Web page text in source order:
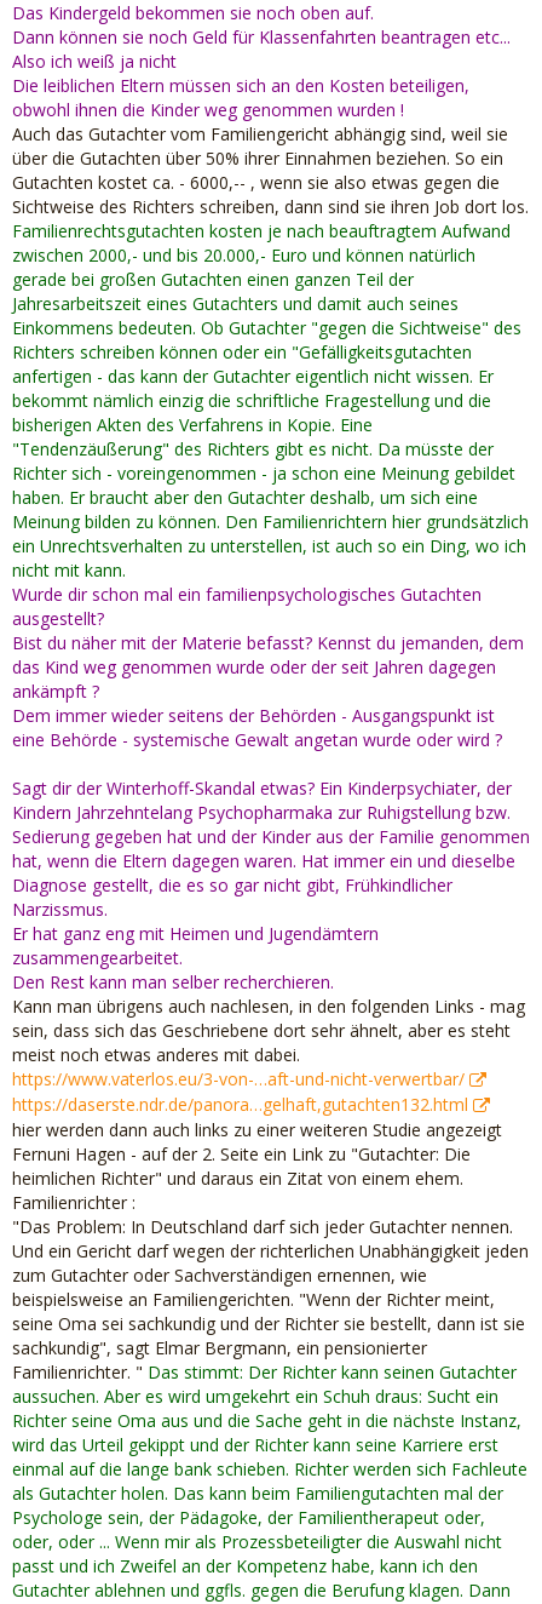
Das Problem: In Deutschland darf sich jeder Gutachter
nennen. Und ein Gericht darf wegen der richterlichen
Unabhängigkeit jeden zum Gutachter oder
Sachverständigen ernennen, wie beispielsweise an
Familiengerichten. "Wenn der Richter meint, seine Oma sei
sachkundig und der Richter sie bestellt, dann ist sie
sachkundig", sagt Elmar Bergmann, ein pensionierter
Familienrichter. "Das stimmt: Der Richter kann seinen
Gutachter aussuchen. Aber es wird umgekehrt ein Schuh
draus: Sucht ein Richter seine Oma aus und die Sache geht
in die nächste Instanz, wird das Urteil gekippt und der
Richter kann seine Karriere erst einmal auf die lange bank
schieben. Richter werden sich Fachleute als Gutachter
holen. Das kann beim Familiengutachten mal der
Psychologe sein, der Pädagoke, der Familientherapeut oder,
oder, oder ... Wenn mir als Prozessbeteiligter die Auswahl
nicht passt und ich Zweifel an der Kompetenz habe, kann
ich den Gutachter ablehnen und ggfls. gegen die Berufung
klagen. Dann schauen Dritte sich das an. "Oma" ist also
eigentlich nicht.
https://www.aerzteblatt.de/arc…rd-die-Tendenz-vorgegeben
Bemerkenswert die letzten beiden Absätze.
http://www.wernerleitner.de/2016/ZDF%20Pressemitteilung.
pdf
Dr. Wolfgang Hammer ist ein renommierter Soziologe, der
früher die Kinder-und Jugendhilfe in Hamburg geleitet hat
und diese ungerechtfertigten Inobhutnahmen anprangert.
Im Zuge meiner Recherchen habe ich ihn gefunden und
meine Freundin hat auch schon mit ihm telefoniert. Man
kann ihn anrufen.
Ich kenne ihn eigentlich nur als Leiter des Jugendamtes
Hamburg in der Zeit vom "Fall Jessica" und weiteren. Dort
sind Kinder trotz vielfacher Meldungen von Nachbarn und
KiTas, Schulen etc. in den Familien belassen worden und
auf tragische Weise umgekommen. Die Fälle waren Auslöser
dafür, bundesweit von den Jugendämtern zu fordern,
frühzeitiger Kinder aus den Familien zu nehmen. Das einer,
der zumindest durch seine Funktion an der Behördenspitze
damals Verantwortungsträger war, sich heute (noch)
rechtfertigt, indem er für ein möglichst langes Belassen von
Kindern in der Familie plädiert, hat schon ein gewisses
Geschmäckle.
https://bremerbuendnissozialea…r-kinder-und-jugendhilfe/
Im Zuge meiner Recherche zu Dr. Wolfgang Hammer
erinnere ich mich mal gelesen zu haben, dass NUR
Deutschland diese Erziehungsfähigkeit-Gutachten zu lässt -
diese aber in anderen Ländern verboten sind.
Ich versuche die Quellenangabe noch zu finden.Gern.
Frage, wie will man Erziehungsfähigkeit feststellen, wenn
eigentlich keine Kindeswohlgefährdung vorliegt ?
Sehr oft wird vom Gericht oder Jugendamt, das vom Vater
oder von dem Elternteil, bei dem das Kind nach der
Trennung nicht lebt, "angespitzt" auf :
1. Münchhausen-by-proxy-Syndrom oder
2. auf eine zu- enge -Mutter- Kind - Beziehung ( wird auch
Symbiose genannt)
als Kindeswohl-Gefährdung anzuzeigen.
Das Kindergeld bekommen sie noch oben auf.
Dann können sie noch Geld für Klassenfahrten beantragen etc...
Also ich weiß ja nicht
Die leiblichen Eltern müssen sich an den Kosten beteiligen,
obwohl ihnen die Kinder weg genommen wurden !
Auch das Gutachter vom Familiengericht abhängig sind, weil sie
über die Gutachten über 50% ihrer Einnahmen beziehen. So ein
Gutachten kostet ca. - 6000,-- , wenn sie also etwas gegen die
Sichtweise des Richters schreiben, dann sind sie ihren Job dort los.
Familienrechtsgutachten kosten je nach beauftragtem Aufwand
zwischen 2000,- und bis 20.000,- Euro und können natürlich
gerade bei großen Gutachten einen ganzen Teil der
Jahresarbeitszeit eines Gutachters und damit auch seines
Einkommens bedeuten. Ob Gutachter "gegen die Sichtweise" des
Richters schreiben können oder ein "Gefälligkeitsgutachten
anfertigen - das kann der Gutachter eigentlich nicht wissen. Er
bekommt nämlich einzig die schriftliche Fragestellung und die
bisherigen Akten des Verfahrens in Kopie. Eine
"Tendenzäußerung" des Richters gibt es nicht. Da müsste der
Richter sich - voreingenommen - ja schon eine Meinung gebildet
haben. Er braucht aber den Gutachter deshalb, um sich eine
Meinung bilden zu können. Den Familienrichtern hier grundsätzlich
ein Unrechtsverhalten zu unterstellen, ist auch so ein Ding, wo ich
nicht mit kann.
Wurde dir schon mal ein familienpsychologisches Gutachten
ausgestellt?
Bist du näher mit der Materie befasst? Kennst du jemanden, dem
das Kind weg genommen wurde oder der seit Jahren dagegen
ankämpft ?
Dem immer wieder seitens der Behörden - Ausgangspunkt ist
eine Behörde - systemische Gewalt angetan wurde oder wird ?
Sagt dir der Winterhoff-Skandal etwas? Ein Kinderpsychiater, der
Kindern Jahrzehntelang Psychopharmaka zur Ruhigstellung bzw.
Sedierung gegeben hat und der Kinder aus der Familie genommen
hat, wenn die Eltern dagegen waren. Hat immer ein und dieselbe
Diagnose gestellt, die es so gar nicht gibt, Frühkindlicher
Narzissmus.
Er hat ganz eng mit Heimen und Jugendämtern
zusammengearbeitet.
Den Rest kann man selber recherchieren.
Kann man übrigens auch nachlesen, in den folgenden Links - mag
sein, dass sich das Geschriebene dort sehr ähnelt, aber es steht
meist noch etwas anderes mit dabei.
https://www.vaterlos.eu/3-von-…aft-und-nicht-verwertbar/
https://daserste.ndr.de/panora…gelhaft,gutachten132.html
hier werden dann auch links zu einer weiteren Studie angezeigt
Fernuni Hagen - auf der 2. Seite ein Link zu "Gutachter: Die
heimlichen Richter" und daraus ein Zitat von einem ehem.
Familienrichter :
"Das Problem: In Deutschland darf sich jeder Gutachter nennen.
Und ein Gericht darf wegen der richterlichen Unabhängigkeit jeden
zum Gutachter oder Sachverständigen ernennen, wie
beispielsweise an Familiengerichten. "Wenn der Richter meint,
seine Oma sei sachkundig und der Richter sie bestellt, dann ist sie
sachkundig", sagt Elmar Bergmann, ein pensionierter
Familienrichter. " Das stimmt: Der Richter kann seinen Gutachter
aussuchen. Aber es wird umgekehrt ein Schuh draus: Sucht ein
Richter seine Oma aus und die Sache geht in die nächste Instanz,
wird das Urteil gekippt und der Richter kann seine Karriere erst
einmal auf die lange bank schieben. Richter werden sich Fachleute
als Gutachter holen. Das kann beim Familiengutachten mal der
Psychologe sein, der Pädagoke, der Familientherapeut oder,
oder, oder ... Wenn mir als Prozessbeteiligter die Auswahl nicht
passt und ich Zweifel an der Kompetenz habe, kann ich den
Gutachter ablehnen und ggfls. gegen die Berufung klagen. Dann